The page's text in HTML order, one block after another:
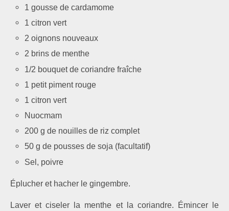
1 gousse de cardamome
1 citron vert
2 oignons nouveaux
2 brins de menthe
1/2 bouquet de coriandre fraîche
1 petit piment rouge
1 citron vert
Nuocmam
200 g de nouilles de riz complet
50 g de pousses de soja (facultatif)
Sel, poivre
Éplucher et hacher le gingembre.
Laver et ciseler la menthe et la coriandre. Émincer le